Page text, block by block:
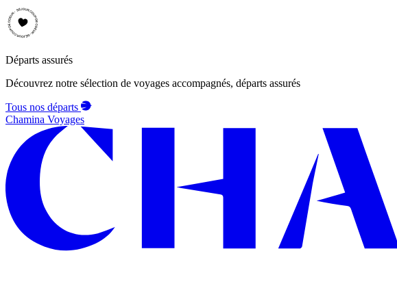
Départs assurés
Découvrez notre sélection de voyages accompagnés, départs assurés
Tous nos départs
Chamina Voyages